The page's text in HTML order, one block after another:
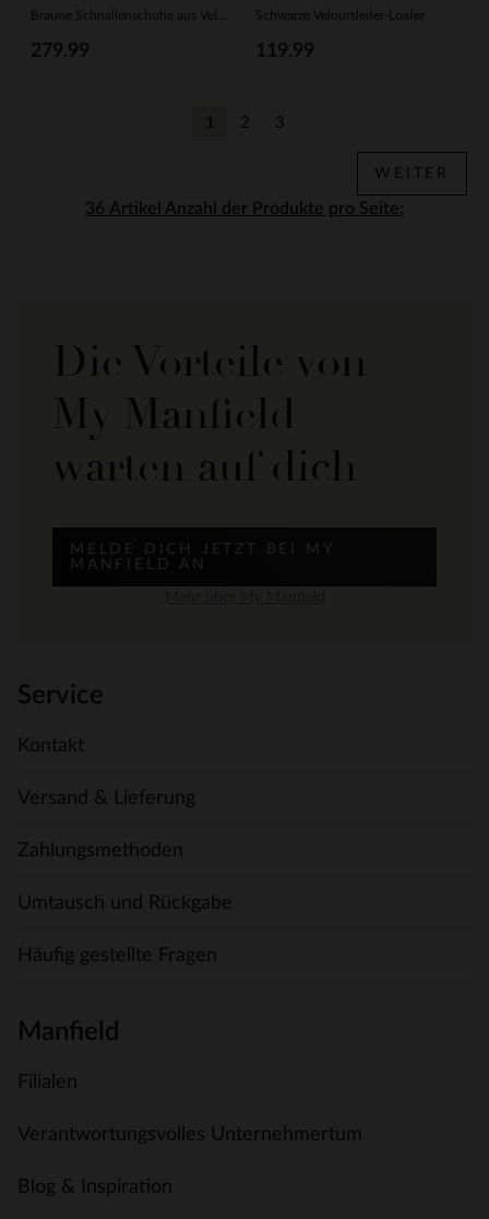
279.99
Schwarze Veloursleder-Loafer
119.99
Anzahl der Produkte pro Seite:
1 2 3
WEITER
Die Vorteile von
My Manfield
warten auf dich
MELDE DICH JETZT BEI MY
MANFIELD AN
Service
Kontakt
Versand & Lieferung
Zahlungsmethoden
Umtausch und Rückgabe
Häufig gestellte Fragen
Manfield
Filialen
Verantwortungsvolles Unternehmertum
Blog & Inspiration